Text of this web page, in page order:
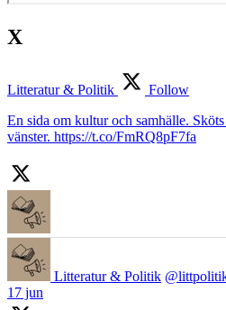
X
Litteratur & Politik
Follow
En sida om kultur och samhälle.
vänster. https://t.co/FmRQ8pF7fa
Litteratur & Politik
17 jun